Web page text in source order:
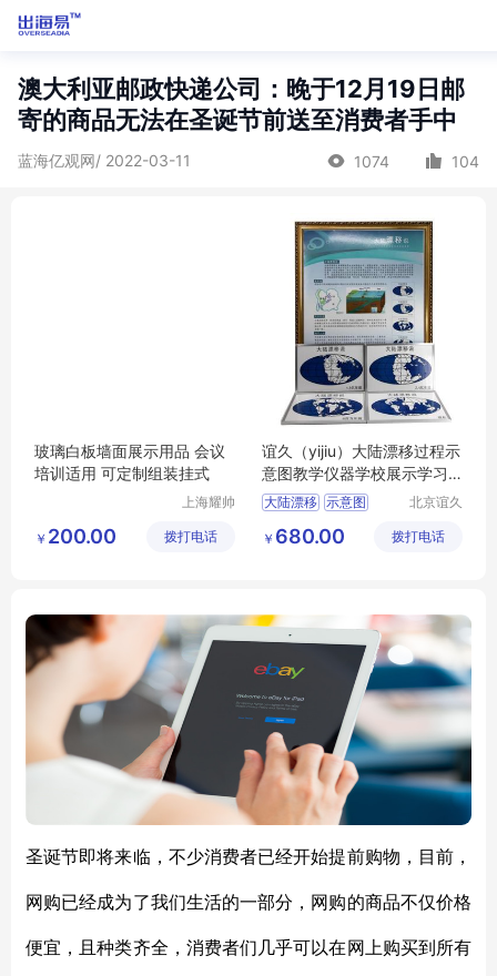
澳大利亚邮政快递公司：晚于12月19日邮
寄的商品无法在圣诞节前送至消费者手中
蓝海亿观网/ 2022-03-11 1074 104
玻璃白板墙面展示用品 会议
培训适用 可定制组装挂式
上海耀帅
有限公司
￥ 200.00 拨打电话
谊久（yijiu）大陆漂移过程示
意图教学仪器学校展示学习
用品
大陆漂移 示意图
学习用品
北京谊久
公司
￥ 680.00 拨打电话
圣诞节即将来临，不少消费者已经开始提前购物，目前，
网购已经成为了我们生活的一部分，网购的商品不仅价格
便宜，且种类齐全，消费者们几乎可以在网上购买到所有